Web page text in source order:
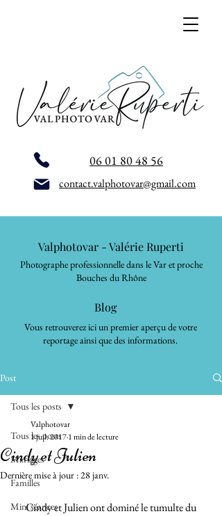
06 01 80 48 56
contact.valphotovar@gmail.com
Valphotovar - Valérie Ruperti
Photographe professionnelle dans le Var et proche
Bouches du Rhône
Blog
Vous retrouverez ici un premier aperçu de votre
reportage ainsi que des informations.
Post
Tous les posts
Mariages
Familles
Mini séances
Tous les posts
Cindy et Julien
Valphotovar
1 juil. 20171 min de lecture
Dernière mise à jour :28 janv.
Cindy et Julien ont dominé le tumulte du